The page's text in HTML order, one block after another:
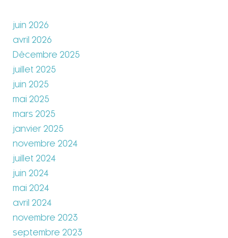
juin 2026
avril 2026
Décembre 2025
juillet 2025
juin 2025
mai 2025
mars 2025
janvier 2025
novembre 2024
juillet 2024
juin 2024
mai 2024
avril 2024
novembre 2023
septembre 2023